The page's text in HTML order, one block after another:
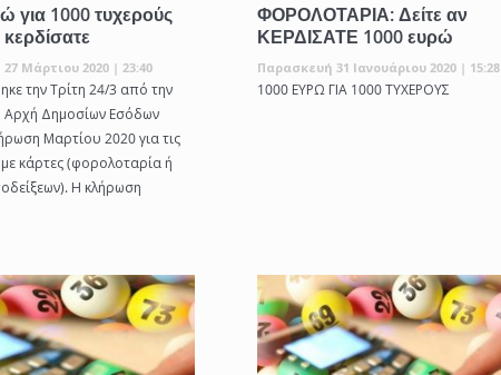
για 1000 τυχερούς
κερδίσατε
Μάρτιου 2020 | 23:40
την Τρίτη 24/3 από την
Αρχή Δημοσίων Εσόδων
Μαρτίου 2020 για τις
με κάρτες (φορολοταρία ή
Η κλήρωση
ΦΟΡΟΛΟΤΑΡΙΑ: Δείτε αν
ΚΕΡΔΙΣΑΤΕ 1000 ευρώ
Παρασκευή 31 Ιανουάριου 2020 | 15:28
1000 ΕΥΡΩ ΓΙΑ 1000 ΤΥΧΕΡΟΥΣ